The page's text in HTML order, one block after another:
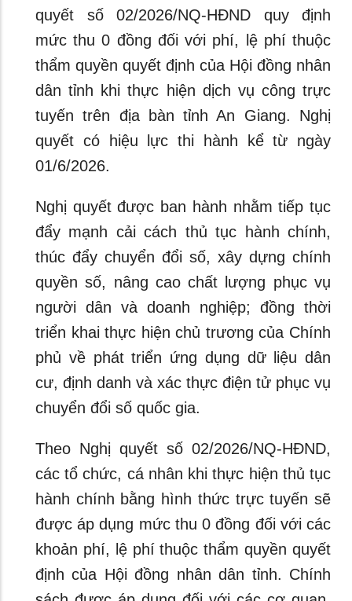
quyết số 02/2026/NQ-HĐND quy định
mức thu 0 đồng đối với phí, lệ phí thuộc
thẩm quyền quyết định của Hội đồng nhân
dân tỉnh khi thực hiện dịch vụ công trực
tuyến trên địa bàn tỉnh An Giang. Nghị
quyết có hiệu lực thi hành kể từ ngày
01/6/2026.
Nghị quyết được ban hành nhằm tiếp tục
đẩy mạnh cải cách thủ tục hành chính,
thúc đẩy chuyển đổi số, xây dựng chính
quyền số, nâng cao chất lượng phục vụ
người dân và doanh nghiệp; đồng thời
triển khai thực hiện chủ trương của Chính
phủ về phát triển ứng dụng dữ liệu dân
cư, định danh và xác thực điện tử phục vụ
chuyển đổi số quốc gia.
Theo Nghị quyết số 02/2026/NQ-HĐND,
các tổ chức, cá nhân khi thực hiện thủ tục
hành chính bằng hình thức trực tuyến sẽ
được áp dụng mức thu 0 đồng đối với các
khoản phí, lệ phí thuộc thẩm quyền quyết
định của Hội đồng nhân dân tỉnh. Chính